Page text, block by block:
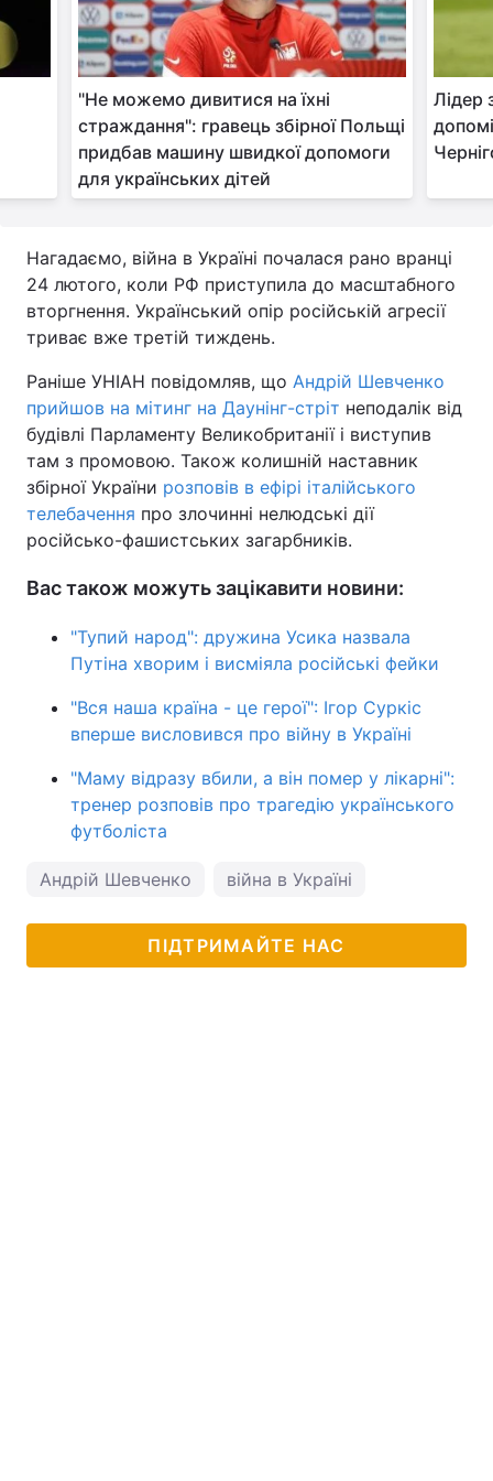
Тема оформлення
"Не можемо дивитися на їхні
страждання": гравець збірної Польщі
придбав машину швидкої допомоги
для українських дітей
Лідер
Нагадаємо, війна в Україні почалася рано вранці
24 лютого, коли РФ приступила до масштабного
вторгнення. Український опір російській агресії
триває вже третій тиждень.
Раніше УНІАН повідомляв, що Андрій Шевченко
прийшов на мітинг на Даунінг-стріт неподалік від
будівлі Парламенту Великобританії і виступив
там з промовою. Також колишній наставник
збірної України розповів в ефірі італійського
телебачення про злочинні нелюдські дії
російсько-фашистських загарбників.
Вас також можуть зацікавити новини:
"Тупий народ": дружина Усика назвала
Путіна хворим і висміяла російські фейки
"Вся наша країна - це герої": Ігор Суркіс
вперше висловився про війну в Україні
"Маму відразу вбили, а він помер у лікарні":
тренер розповів про трагедію українського
футболіста
Андрій Шевченко війна в Україні
ПІДТРИМАЙТЕ НАС